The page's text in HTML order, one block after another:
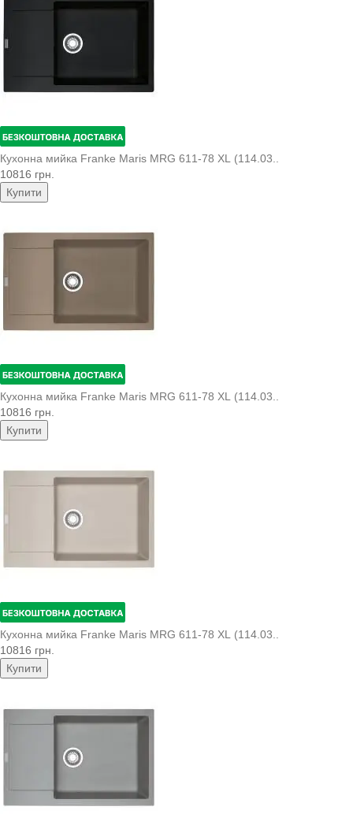
Кухонна мийка Franke Maris MRG 611-78 XL (114.03..
10816 грн.
Купити
Кухонна мийка Franke Maris MRG 611-78 XL (114.03..
10816 грн.
Купити
Кухонна мийка Franke Maris MRG 611-78 XL (114.03..
10816 грн.
Купити